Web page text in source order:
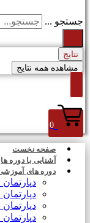
جستجو ...
نتایج
مشاهده همه نتایج
0
صفحه نخست
آشنایی با دوره ها
دوره های
دپارتمان